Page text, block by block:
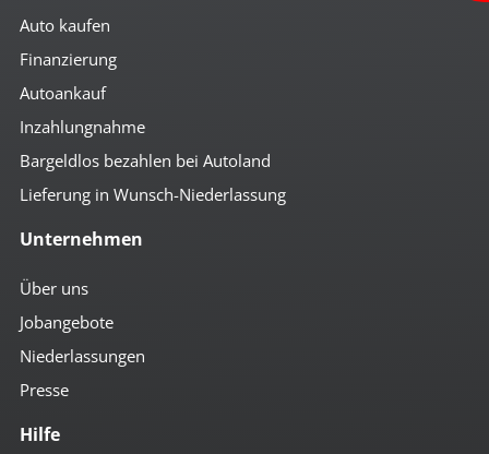
Auto kaufen
Finanzierung
Autoankauf
Inzahlungnahme
Bargeldlos bezahlen bei Autoland
Lieferung in Wunsch-Niederlassung
Unternehmen
Über uns
Jobangebote
Niederlassungen
Presse
Hilfe